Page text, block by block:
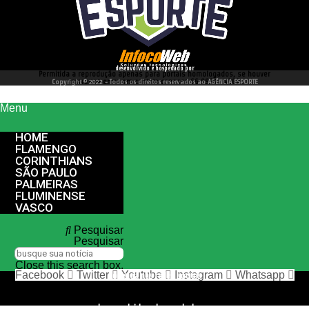
desenvolvido e hospedado por
Permitida a reprodução apenas para portais homologados, se houver
interesse entre em contato conosco 66 99977 4262
Copyright © 2022 - Todos os direitos reservados ao AGÊNCIA ESPORTE
Menu
HOME
FLAMENGO
CORINTHIANS
SÃO PAULO
PALMEIRAS
FLUMINENSE
VASCO
Pesquisar
Pesquisar
Close this search box.
nos siga nas redes sociais
Facebook Twitter Youtube Instagram Whatsapp